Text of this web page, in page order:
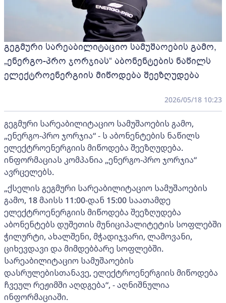
გეგმური სარეაბილიტაციო სამუშაოების გამო,
„ენერგო-პრო ჯორჯიას“ აბონენტების ნაწილს
ელექტროენერგიის მიწოდება შეეზღუდება
2026/05/18 10:23
გეგმური სარეაბილიტაციო სამუშაოების გამო,
„ენერგო-პრო ჯორჯია“ - ს აბონენტების ნაწილს
ელექტროენერგიის მიწოდება შეეზღუდება.
ინფორმაციას კომპანია „ენერგო-პრო ჯორჯია“
ავრცელებს.
„ქსელის გეგმური სარეაბილიტაციო სამუშაოების
გამო, 18 მაისს 11:00-დან 15:00 საათამდე
ელექტროენერგიის მიწოდება შეეზღუდება
აბონენტებს დუშეთის მუნიციპალიტეტის სოფლებში
ჭილურტი, ახალშენი, მჭადიჯვარი, ლამოვანი,
ციხევდავი და მიმდებბარე სოფლებში.
სარეაბილიტაციო სამუშაოების
დასრულებისთანავე, ელექტროენერგიის მიწოდება
ჩვეულ რეჟიმში აღდგება“, - აღნიშნულია
ინფორმაციაში.